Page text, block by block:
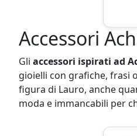
Accessori
Gli accessori ispirati ad
gioielli con grafiche, frasi
figura di Lauro, anche
moda e immancabili per